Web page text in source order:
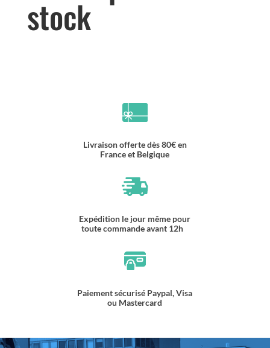
stock
Livraison offerte dès 80€ en
France et Belgique
Expédition le jour même pour
toute commande avant 12h
Paiement sécurisé Paypal, Visa
ou Mastercard